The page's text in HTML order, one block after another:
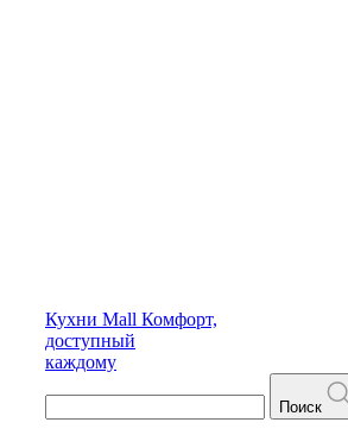
Кухни Mall Комфорт,
доступный
каждому
Поиск